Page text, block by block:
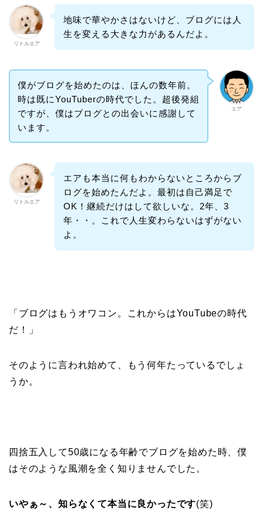
リトルエア
地味で華やかさはないけど、ブログには人
生を変える大きな力があるんだよ。
エア
僕がブログを始めたのは、ほんの数年前。
時は既にYouTuberの時代でした。超後発組
ですが、僕はブログとの出会いに感謝して
います。
リトルエア
エアも本当に何もわからないところからブ
ログを始めたんだよ。最初は自己満足で
OK！継続だけはして欲しいな。2年、3
年・・。これで人生変わらないはずがない
よ。
「ブログはもうオワコン。これからはYouTubeの時代
だ！」
そのように言われ始めて、もう何年たっているでしょ
うか。
四捨五入して50歳になる年齢でブログを始めた時、僕
はそのような風潮を全く知りませんでした。
いやぁ～、知らなくて本当に良かったです(笑)